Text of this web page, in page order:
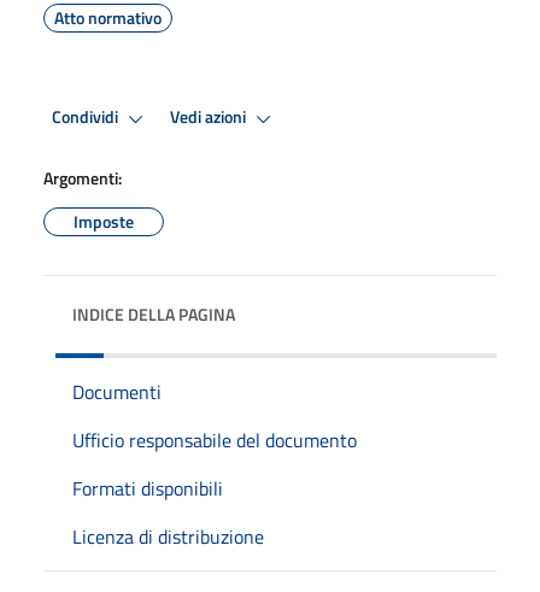
Atto normativo
Condividi Vedi azioni
Argomenti:
Imposte
INDICE DELLA PAGINA
Documenti
Ufficio responsabile del documento
Formati disponibili
Licenza di distribuzione